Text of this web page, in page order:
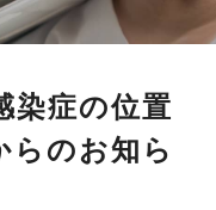
染症の位置
らのお知ら